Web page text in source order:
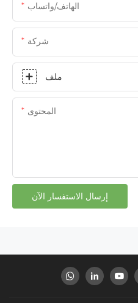
الهاتف/واتساب
شركة
ملف
المحتوى
إرسال الاستفسار الآن